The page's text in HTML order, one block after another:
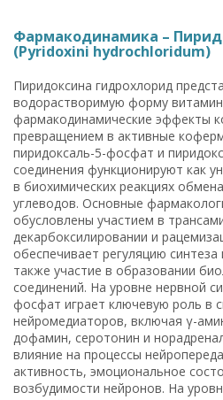
Фармакодинамика –
(Pyridoxini hydrochloridum)
Пиридоксина гидрохлорид
водорастворимую форму
фармакодинамические эффекты
превращением в активные
пиридоксаль-5-фосфат и
соединения функционируют как
в биохимических реакциях
углеводов. Основные
обусловлены участием в
декарбоксилировании и
обеспечивает регуляцию
также участие в образовании
соединений. На уровне нервной
фосфат играет ключевую роль в
нейромедиаторов, включая γ-
дофамин, серотонин и
влияние на процессы
активность, эмоциональное
возбудимости нейронов. На